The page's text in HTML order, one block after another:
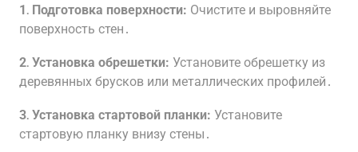
1․ Подготовка поверхности: Очистите и выровняйте
поверхность стен․
2․ Установка обрешетки: Установите обрешетку из
деревянных брусков или металлических профилей․
3․ Установка стартовой планки: Установите
стартовую планку внизу стены․